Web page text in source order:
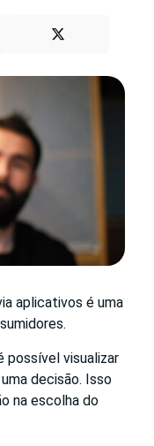
aplicativos é uma
possível visualizar
decisão. Isso
na escolha do